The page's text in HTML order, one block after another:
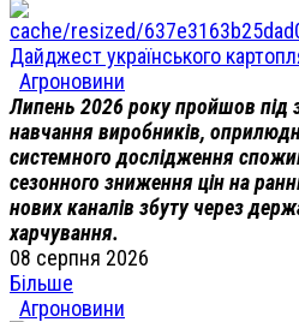
Дайджест українського
Агроновини
Липень 2026 року пройшов під
навчання виробників,
системного дослідження
сезонного зниження цін на
нових каналів збуту через
харчування.
08 серпня 2026
Більше
Агроновини